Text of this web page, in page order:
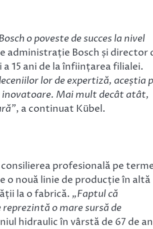
o poveste de succes la nivel
administrație Bosch și director
15 ani de la înființarea filialei.
lor de expertiză, aceștia
inovatoare. Mai mult decât atât,
, a continuat Kübel.
profesională pe
o nouă linie de producție în altă
la o fabrică. „Faptul că
o mare sursă de
hidraulic în vârstă de 67 de